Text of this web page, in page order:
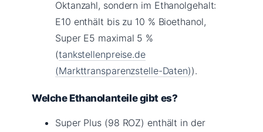
Oktanzahl, sondern im Ethanolgehalt:
E10 enthält bis zu 10 % Bioethanol,
Super E5 maximal 5 %
(tankstellenpreise.de
(Markttransparenzstelle-Daten)).
Welche Ethanolanteile gibt es?
Super Plus (98 ROZ) enthält in der